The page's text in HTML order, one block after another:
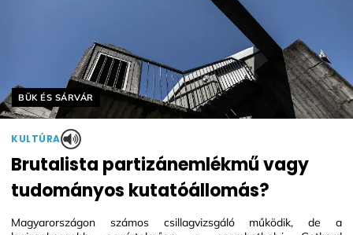
Helyszín címkék:
BÜK ÉS SÁRVÁR
KULTÚRA
Brutalista partizánemlékmű vagy
tudományos kutatóállomás?
Magyarországon számos csillagvizsgáló működik, de a